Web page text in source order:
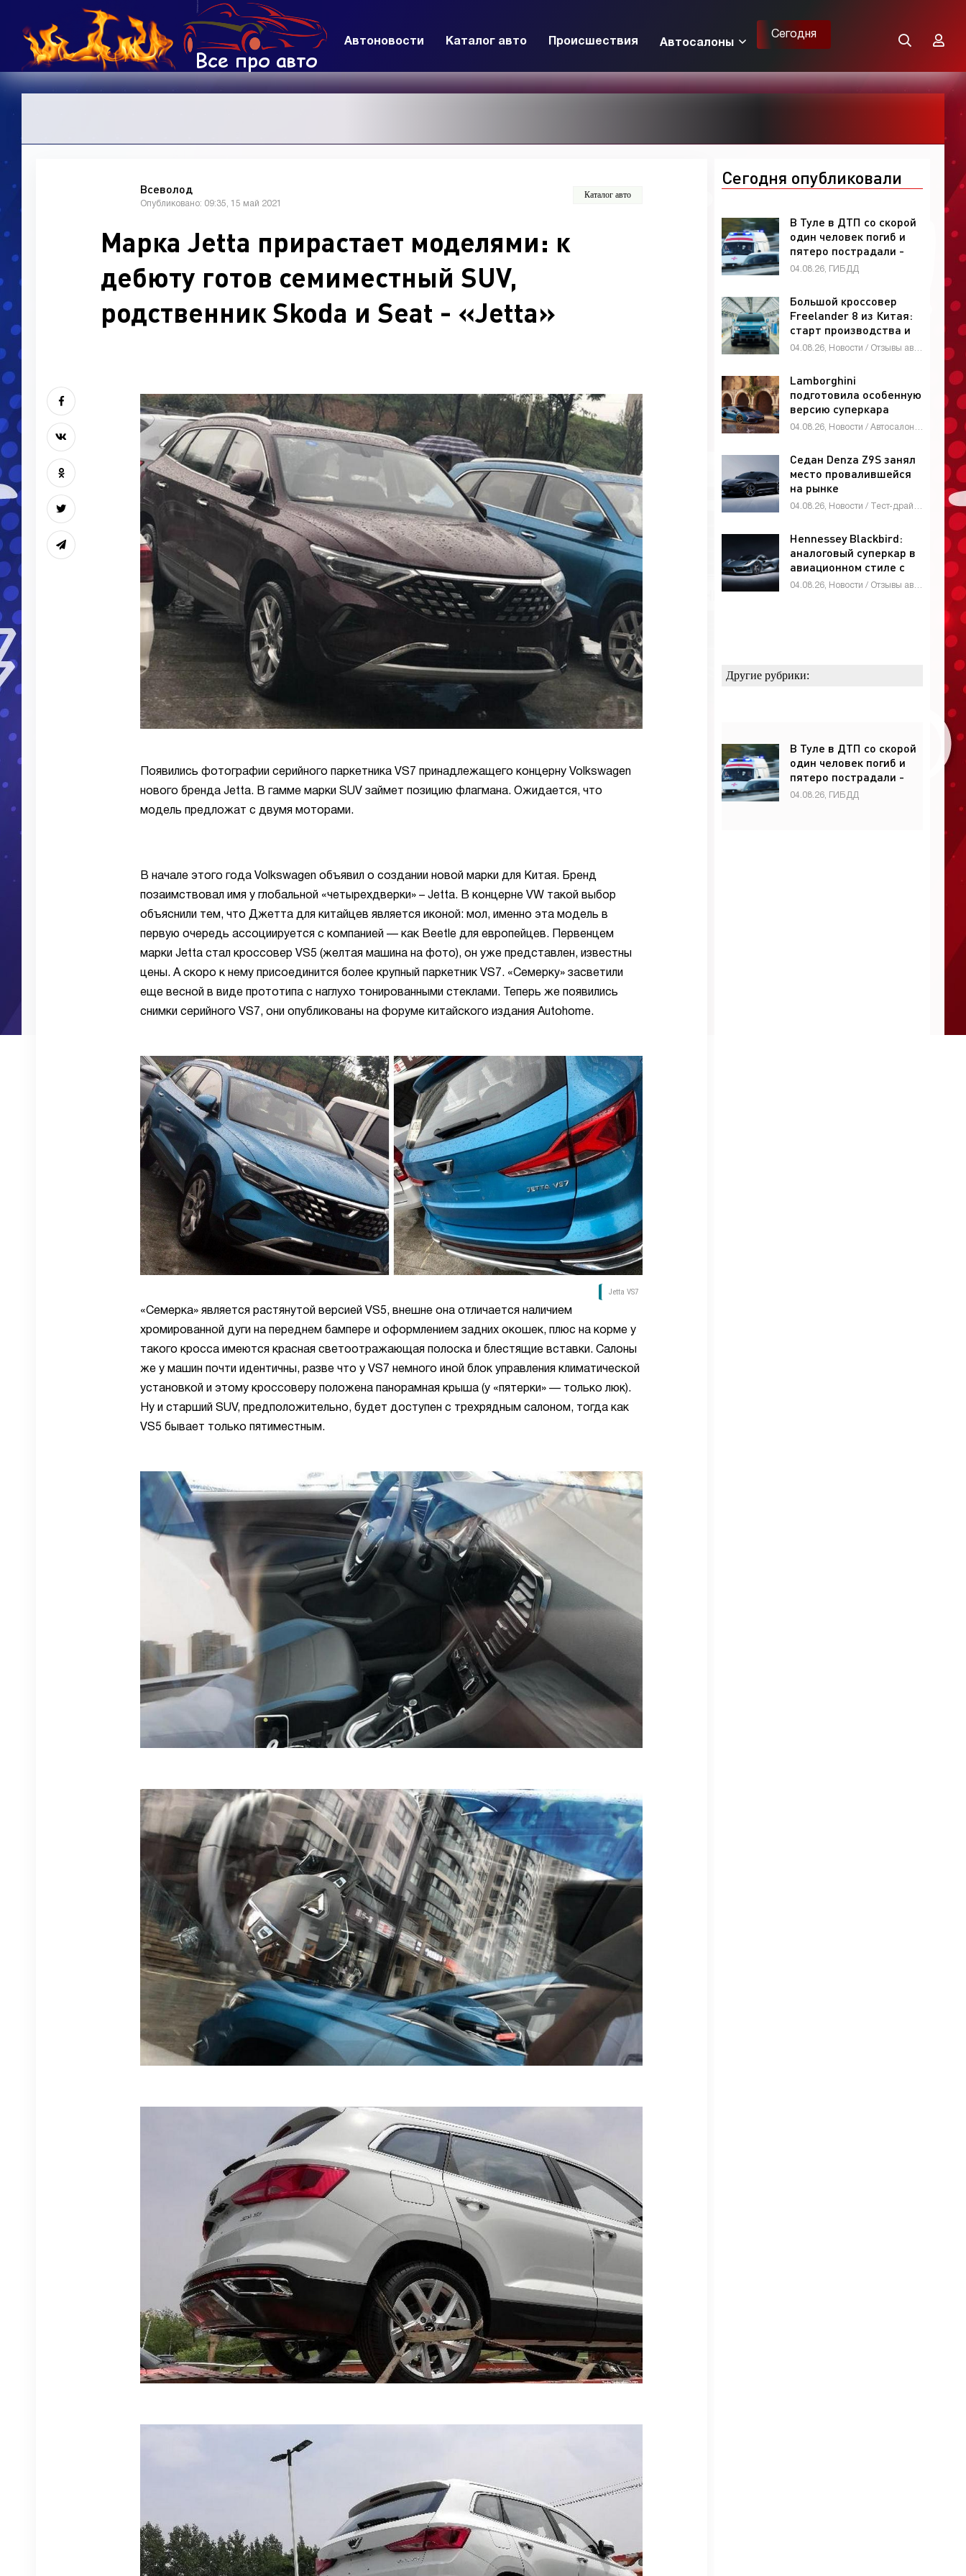
Автоновости Каталог авто Происшествия Автосалоны
Сегодня
Всеволод
Опубликовано: 09:35, 15 май 2021
Каталог авто
Марка Jetta прирастает моделями: к
дебюту готов семиместный SUV,
родственник Skoda и Seat - «Jetta»
Появились фотографии серийного паркетника VS7 принадлежащего концерну Volkswagen
нового бренда Jetta. В гамме марки SUV займет позицию флагмана. Ожидается, что
модель предложат с двумя моторами.
В начале этого года Volkswagen объявил о создании новой марки для Китая. Бренд
позаимствовал имя у глобальной «четырехдверки» – Jetta. В концерне VW такой выбор
объяснили тем, что Джетта для китайцев является иконой: мол, именно эта модель в
первую очередь ассоциируется с компанией — как Beetle для европейцев. Первенцем
марки Jetta стал кроссовер VS5 (желтая машина на фото), он уже представлен, известны
цены. А скоро к нему присоединится более крупный паркетник VS7. «Семерку» засветили
еще весной в виде прототипа с наглухо тонированными стеклами. Теперь же появились
снимки серийного VS7, они опубликованы на форуме китайского издания Autohome.
Jetta VS7
«Семерка» является растянутой версией VS5, внешне она отличается наличием
хромированной дуги на переднем бампере и оформлением задних окошек, плюс на корме у
такого кросса имеются красная светоотражающая полоска и блестящие вставки. Салоны
же у машин почти идентичны, разве что у VS7 немного иной блок управления климатической
установкой и этому кроссоверу положена панорамная крыша (у «пятерки» — только люк).
Ну и старший SUV, предположительно, будет доступен с трехрядным салоном, тогда как
VS5 бывает только пятиместным.
Сегодня опубликовали
В Туле в ДТП со скорой
один человек погиб и
пятеро пострадали -
«ГИБДД»
04.08.26, ГИБДД
Большой кроссовер
Freelander 8 из Китая:
старт производства и
глобальные амбиции -
Lamborghini
подготовила особенную
версию суперкара
Revuelto -
Седан Denza Z9S занял
место провалившейся
на рынке
четырехдверки Denza
Hennessey Blackbird:
аналоговый суперкар в
авиационном стиле с
атмосферным V8 и МКП
Другие рубрики:
В Туле в ДТП со скорой
один человек погиб и
пятеро пострадали -
«ГИБДД»
04.08.26, ГИБДД